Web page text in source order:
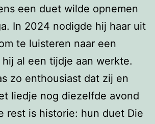
een duet wilde opnemen
In 2024 nodigde hij haar uit
te luisteren naar een
hij al een tijdje aan werkte.
zo enthousiast dat zij en
liedje nog diezelfde avond
rest is historie: hun duet Die